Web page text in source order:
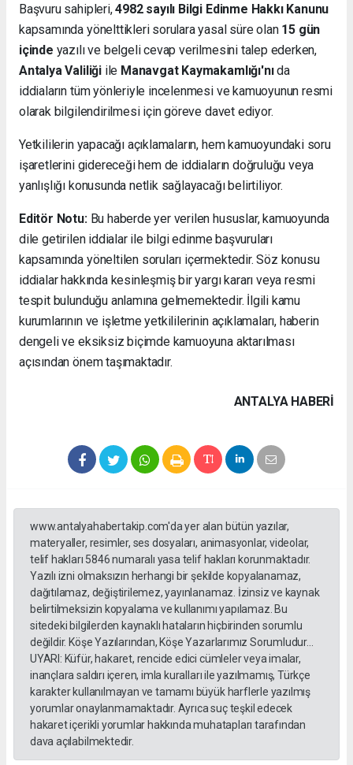
Başvuru sahipleri,4982 sayılı Bilgi Edinme Hakkı Kanunu
kapsamında yönelttikleri sorulara yasal süre olan 15 gün
içinde yazılı ve belgeli cevap verilmesini talep ederken,
Antalya Valiliğiile Manavgat Kaymakamlığı'nıda
iddiaların tüm yönleriyle incelenmesi ve kamuoyunun resmi
olarak bilgilendirilmesi için göreve davet ediyor.
Yetkililerin yapacağı açıklamaların, hem kamuoyundaki soru
işaretlerini gidereceği hem de iddiaların doğruluğu veya
yanlışlığı konusunda netlik sağlayacağı belirtiliyor.
Editör Notu:Bu haberde yer verilen hususlar, kamuoyunda
dile getirilen iddialar ile bilgi edinme başvuruları
kapsamında yöneltilen soruları içermektedir. Söz konusu
iddialar hakkında kesinleşmiş bir yargı kararı veya resmi
tespit bulunduğu anlamına gelmemektedir. İlgili kamu
kurumlarının ve işletme yetkililerinin açıklamaları, haberin
dengeli ve eksiksiz biçimde kamuoyuna aktarılması
açısından önem taşımaktadır.
ANTALYA HABERİ
www.antalyahabertakip.com'da yer alan bütün yazılar,
materyaller, resimler, ses dosyaları, animasyonlar, videolar,
telif hakları 5846 numaralı yasa telif hakları korunmaktadır.
Yazılı izni olmaksızın herhangi bir şekilde kopyalanamaz,
dağıtılamaz, değiştirilemez, yayınlanamaz. İzinsiz ve kaynak
belirtilmeksizin kopyalama ve kullanımı yapılamaz. Bu
sitedeki bilgilerden kaynaklı hataların hiçbirinden sorumlu
değildir. Köşe Yazılarından, Köşe Yazarlarımız Sorumludur...
UYARI: Küfür, hakaret, rencide edici cümleler veya imalar,
inançlara saldırı içeren, imla kuralları ile yazılmamış, Türkçe
karakter kullanılmayan ve tamamı büyük harflerle yazılmış
yorumlar onaylanmamaktadır. Ayrıca suç teşkil edecek
hakaret içerikli yorumlar hakkında muhatapları tarafından
dava açılabilmektedir.